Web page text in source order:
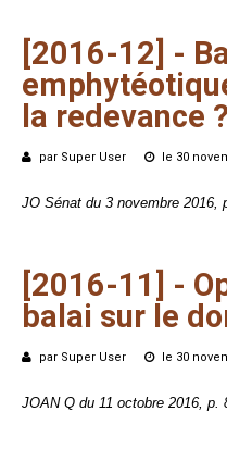
[2016-12] -
la redevance ?
par Super User le 30
JO Sénat du 3 novembre 2016,
[2016-11] -
balai sur le
par Super User le 30
JOAN Q du 11 octobre 2016, p.